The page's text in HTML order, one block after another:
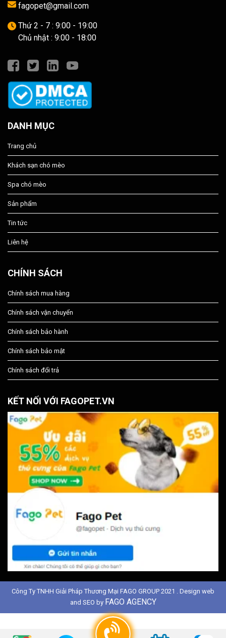
fagopet@gmail.com
Thứ 2 - 7 : 9:00 - 19:00
Chủ nhật : 9:00 - 18:00
DANH MỤC
Trang chủ
Khách sạn chó mèo
Spa chó mèo
Sản phẩm
Tin tức
Liên hệ
CHÍNH SÁCH
Chính sách mua hàng
Chính sách vận chuyển
Chính sách bảo hành
Chính sách bảo mật
Chính sách đổi trả
KẾT NỐI VỚI FAGOPET.VN
Công Ty TNHH Giải Pháp Thương Mại FAGO GROUP 2021 . Design web
and SEO by FAGO AGENCY